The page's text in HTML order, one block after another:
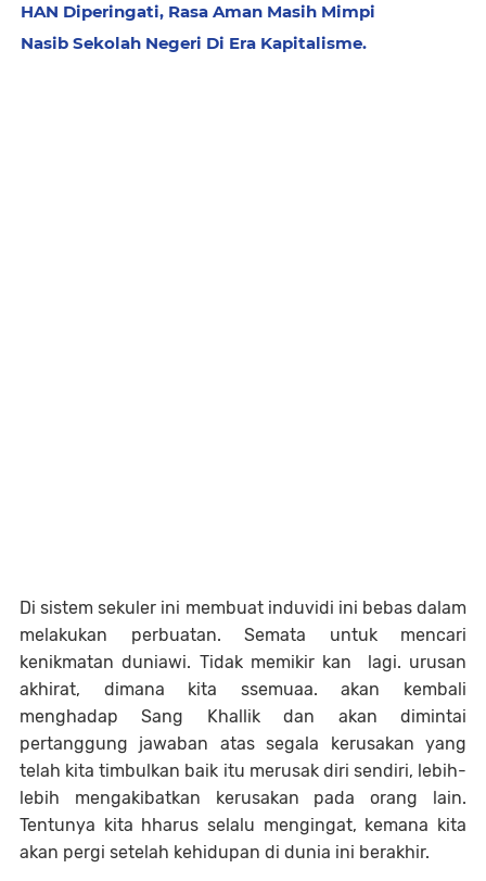
HAN Diperingati, Rasa Aman Masih Mimpi
Nasib Sekolah Negeri Di Era Kapitalisme.
Di sistem sekuler ini membuat induvidi ini bebas dalam
melakukan perbuatan. Semata untuk mencari
kenikmatan duniawi. Tidak memikir kan lagi. urusan
akhirat, dimana kita ssemuaa. akan kembali
menghadap Sang Khallik dan akan dimintai
pertanggung jawaban atas segala kerusakan yang
telah kita timbulkan baik itu merusak diri sendiri, lebih-
lebih mengakibatkan kerusakan pada orang lain.
Tentunya kita hharus selalu mengingat, kemana kita
akan pergi setelah kehidupan di dunia ini berakhir.